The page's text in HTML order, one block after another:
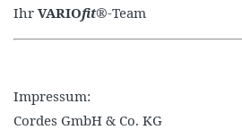
Ihr VARIOfit®-Team
Impressum:
Cordes GmbH & Co. KG